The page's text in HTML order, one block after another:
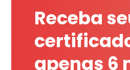
Receba
apenas 6